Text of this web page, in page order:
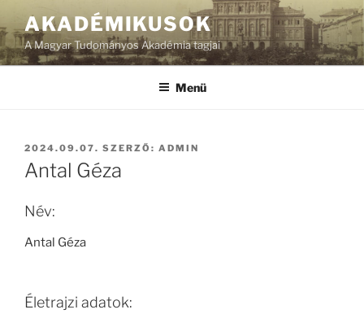
AKADÉMIKUSOK
A Magyar Tudományos Akadémia tagjai
Menü
BEKÜLDVE:
2024.09.07. SZERZŐ: ADMIN
Antal Géza
Név:
Antal Géza
Életrajzi adatok: